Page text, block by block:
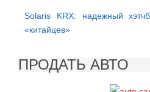
Solaris KRX: надежный
«китайцев»
ПРОДАТЬ АВТО